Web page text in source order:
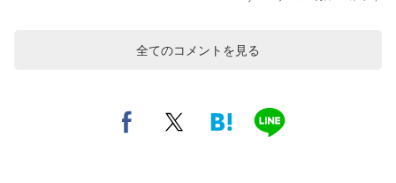
全てのコメントを見る